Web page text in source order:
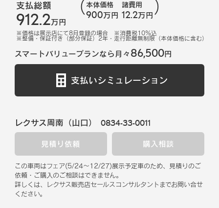
支払総額
912.2万円
本体価格
900万円
諸費用
12.2万円
※価格は展示店にて8月登録の場合 ※消費税10%込
※整備・保証付き（部分保証）2年・走行距離無制限（本体価格に含む）
スマートバリュープランなら月々 86,500円
支払いシミュレーション
レクサス周南（山口） 0834-33-0011
見積り依頼 購入相談
この車両はフェア(5/24～12/27)展示予定車のため、見積りのご
依頼・ご購入のご相談はできません。
詳しくは、レクサス販売店セールスコンサルタントまでお問い合せ
ください。